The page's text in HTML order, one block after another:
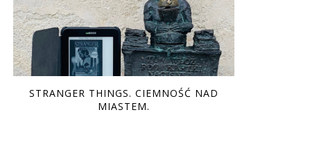
STRANGER THINGS. CIEMNOŚĆ NAD
MIASTEM.